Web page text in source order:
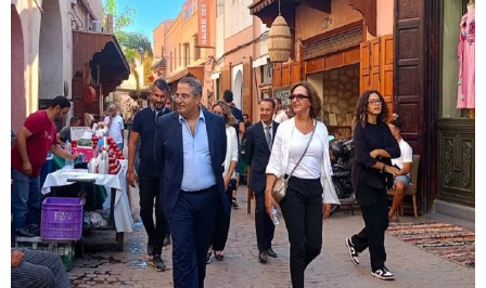
Circuits touristiques
Tourisme
Régions
Hotels